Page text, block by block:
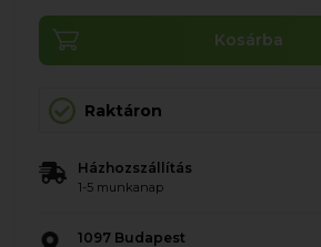
Kosárba
Raktáron
Házhozszállítás
1-5 munkanap
1097 Budapest